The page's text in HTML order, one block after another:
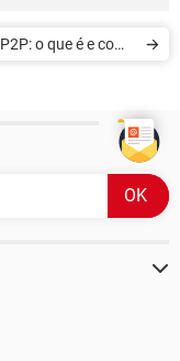
P2P: o que é e como